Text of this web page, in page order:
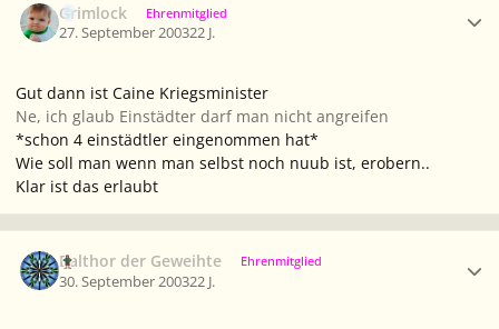
Grimlock Ehrenmitglied
27. September 200322 J.
Gut dann ist Caine Kriegsminister
Ne, ich glaub Einstädter darf man nicht angreifen
*schon 4 einstädtler eingenommen hat*
Wie soll man wenn man selbst noch nuub ist, erobern..
Klar ist das erlaubt
Balthor der Geweihte Ehrenmitglied
30. September 200322 J.